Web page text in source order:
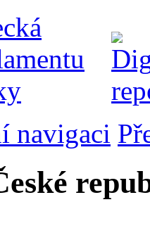
navigaci